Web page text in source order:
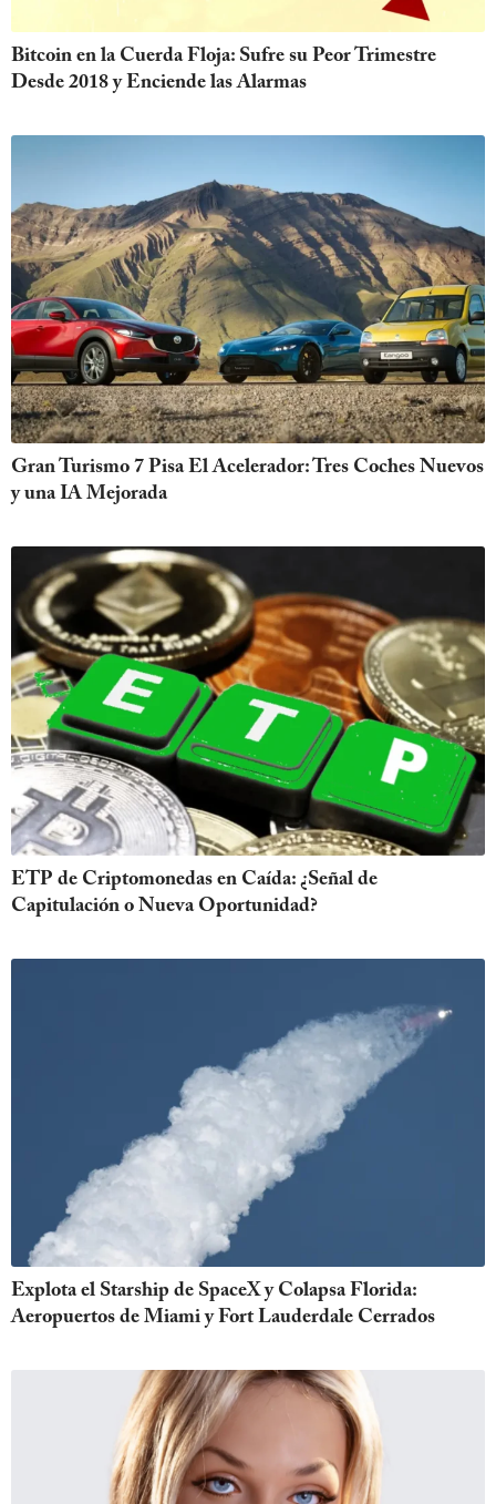
Bitcoin en la Cuerda Floja: Sufre su Peor Trimestre
Desde 2018 y Enciende las Alarmas
Gran Turismo 7 Pisa El Acelerador: Tres Coches Nuevos
y una IA Mejorada
ETP de Criptomonedas en Caída: ¿Señal de
Capitulación o Nueva Oportunidad?
Explota el Starship de SpaceX y Colapsa Florida:
Aeropuertos de Miami y Fort Lauderdale Cerrados